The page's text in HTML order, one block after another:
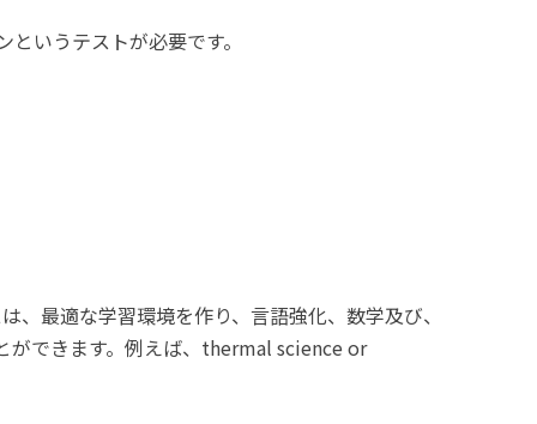
いうテストが必要です。
最適な学習環境を作り、言語強化、数学及び、
ができます。例えば、thermal science or